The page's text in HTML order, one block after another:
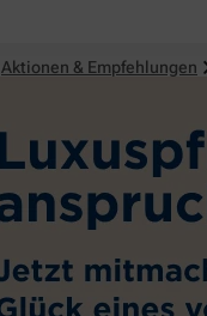
Aktionen & Empfehlungen